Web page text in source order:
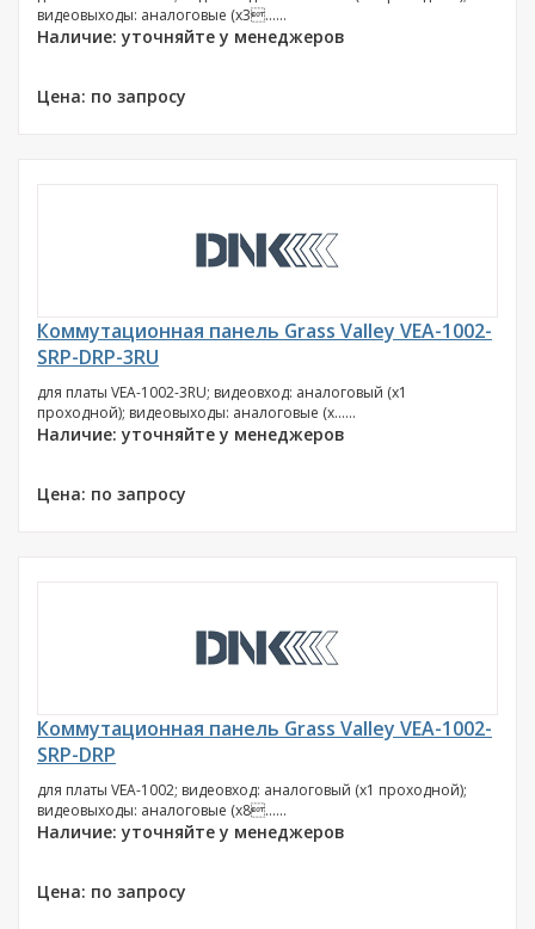
видеовыходы: аналоговые (х3......
Наличие: уточняйте у менеджеров
Цена: по запросу
Коммутационная панель Grass Valley VEA-1002-
SRP-DRP-3RU
для платы VEA-1002-3RU; видеовход: аналоговый (х1
проходной); видеовыходы: аналоговые (х......
Наличие: уточняйте у менеджеров
Цена: по запросу
Коммутационная панель Grass Valley VEA-1002-
SRP-DRP
для платы VEA-1002; видеовход: аналоговый (х1 проходной);
видеовыходы: аналоговые (х8......
Наличие: уточняйте у менеджеров
Цена: по запросу